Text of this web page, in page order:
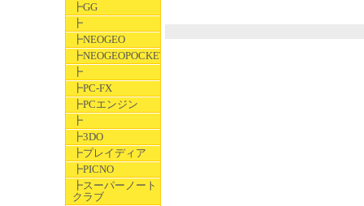
┣GG
┣
┣NEOGEO
┣NEOGEOPOCKET
┣
┣PC-FX
┣PCエンジン
┣
┣3DO
┣プレイディア
┣PICNO
┣スーパーノート
クラブ